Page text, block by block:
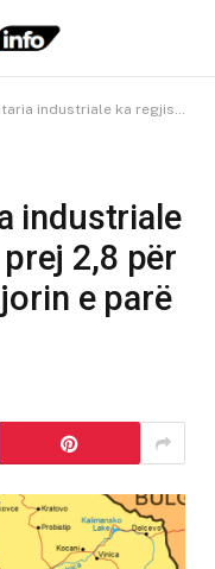
rritje prej 2,8 për qind në gjashtë mujorin e parë të vitit 2025
industriale
2,8 për
e parë